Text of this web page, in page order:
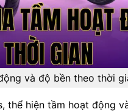
và độ bền theo thời
thể hiện tầm hoạt động